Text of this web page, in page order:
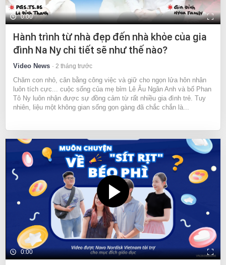
0:00
Hành trình từ nhà đẹp đến nhà khỏe của gia
đình Na Ny chi tiết sẽ như thế nào?
Video News 2 tháng trước
Chăm con nhỏ, cân bằng công việc và giữ cho ngọn lửa hôn nhân
luôn tích cực... cuộc sống của mẹ bỉm Lê Âu Ngân Anh và bố Phan
Tô Ny luôn nhận được sự đồng cảm từ rất nhiều gia đình trẻ. Tuy
nhiên, liệu một không gian sống gọn gàng đã chắc chắn là...
0:00